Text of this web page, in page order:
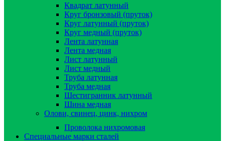
Квадрат латунный
Круг бронзовый (пруток)
Круг латунный (пруток)
Круг медный (пруток)
Лента латунная
Лента медная
Лист латунный
Лист медный
Труба латунная
Труба медная
Шестигранник латунный
Шина медная
Олови, свинец, цинк, нихром
Проволока нихромовая
Специальные марки сталей